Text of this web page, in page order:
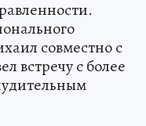
совместно с
встречу с более